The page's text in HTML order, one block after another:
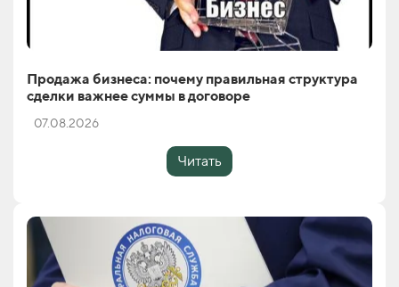
Продажа бизнеса: почему правильная структура
сделки важнее суммы в договоре
07.08.2026
Читать